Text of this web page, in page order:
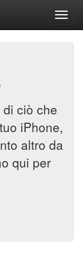
ciò che
iPhone,
altro da
qui per